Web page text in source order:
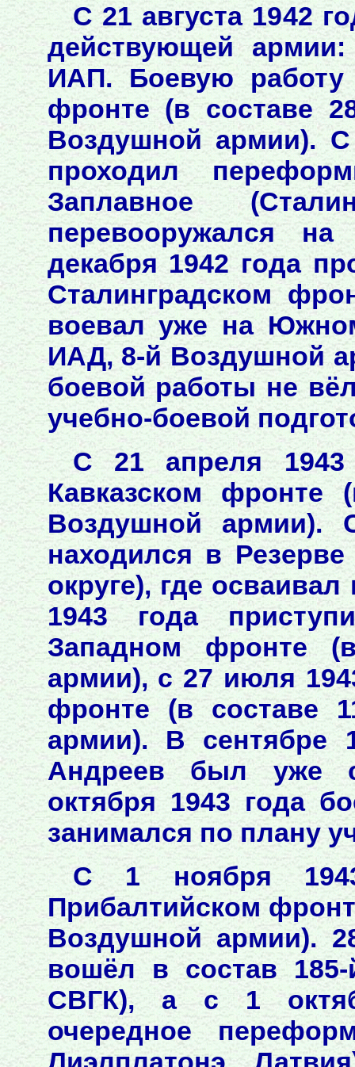
С 21 августа 1942
действующей
ИАП. Боевую работу
фронте (в составе
Воздушной армии). С
проходил
Заплавное
перевооружался
декабря 1942 года
Сталинградском
воевал уже на
ИАД, 8-й Воздушной
боевой работы не
учебно-боевой
С 21 апреля
Кавказском фронте
Воздушной армии).
находился в
округе), где
1943 года
Западном фронте
армии), с 27 июля
фронте (в составе
армии). В сентябре
Андреев был уже
октября 1943 года
занимался по плану
С 1 ноября
Прибалтийском
Воздушной армии).
вошёл в состав
СВГК), а с 1
очередное